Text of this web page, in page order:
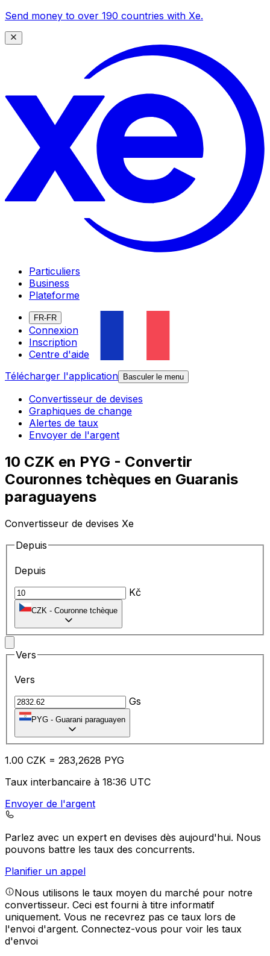
Send money to over 190 countries with Xe.
Particuliers
Business
Plateforme
FR-FR
Connexion
Inscription
Centre d'aide
Télécharger l'application
Basculer le menu
Convertisseur de devises
Graphiques de change
Alertes de taux
Envoyer de l'argent
10 CZK en PYG - Convertir
Couronnes tchèques en Guaranis
paraguayens
Convertisseur de devises Xe
Depuis
Depuis
Kč
CZK - Couronne tchèque
Vers
Vers
Gs
PYG - Guarani paraguayen
1.00 CZK = 283,2628 PYG
Taux interbancaire à 18:36 UTC
Envoyer de l'argent
Parlez avec un expert en devises dès aujourd'hui. Nous
pouvons battre les taux des concurrents.
Planifier un appel
Nous utilisons le taux moyen du marché pour notre
convertisseur. Ceci est fourni à titre informatif
uniquement. Vous ne recevrez pas ce taux lors de
l'envoi d'argent. Connectez-vous pour voir les taux
d'envoi